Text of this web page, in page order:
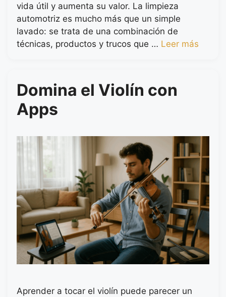
vida útil y aumenta su valor. La limpieza
automotriz es mucho más que un simple
lavado: se trata de una combinación de
técnicas, productos y trucos que … Leer más
Domina el Violín con
Apps
Aprender a tocar el violín puede parecer un